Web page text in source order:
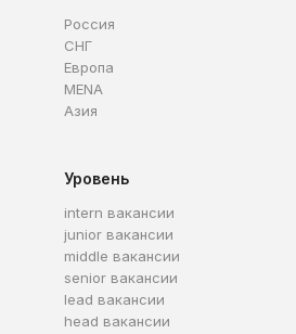
Россия
СНГ
Европа
MENA
Азия
Уровень
intern вакансии
junior вакансии
middle вакансии
senior вакансии
lead вакансии
head вакансии